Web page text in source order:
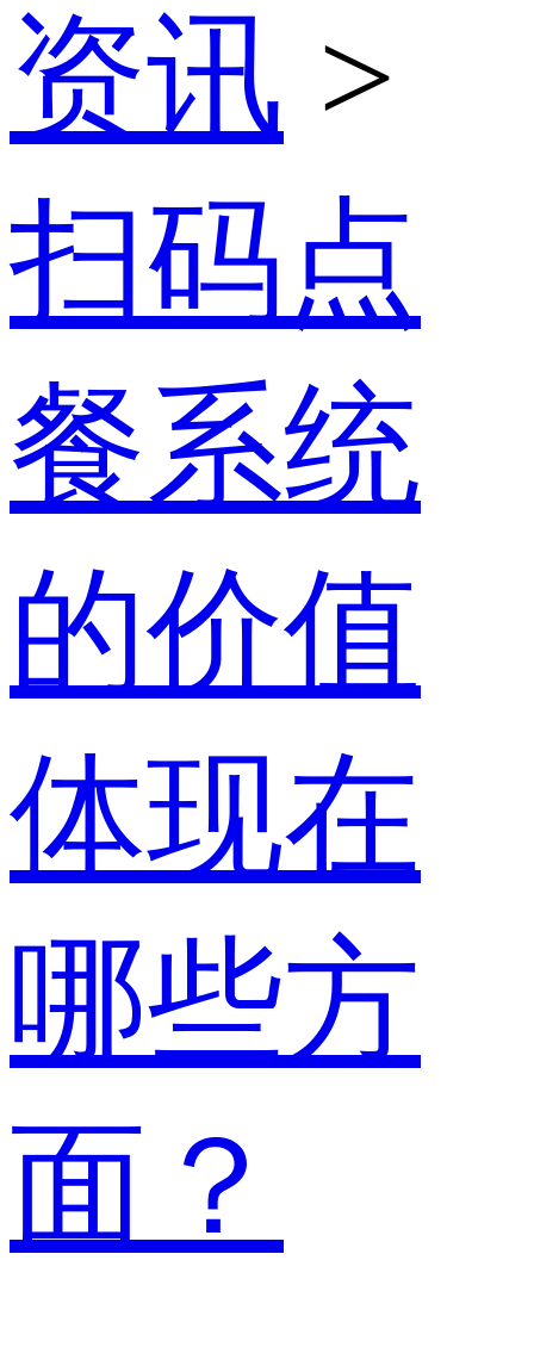
资讯 >
扫码点
餐系统
的价值
体现在
哪些方
面？